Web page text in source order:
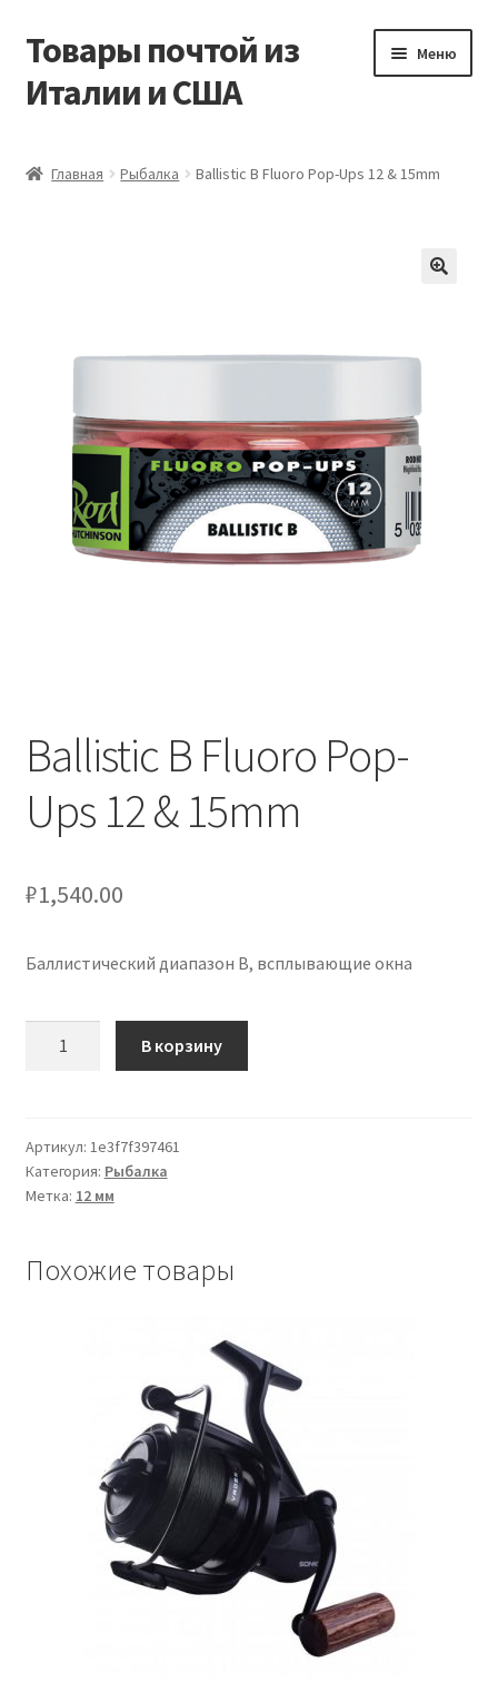
Перейти
навигации
Перейти
содержимому
Товары почтой из
Италии и США
Меню
Главная Рыбалка Ballistic B Fluoro Pop-Ups 12 & 15mm
Ballistic B Fluoro Pop-
Ups 12 & 15mm
₽1,540.00
Баллистический диапазон B, всплывающие окна
Fluoro
Pop-
Ups
15mm
В корзину
Артикул: 1e3f7f397461
Категория: Рыбалка
Метка: 12 мм
Похожие товары